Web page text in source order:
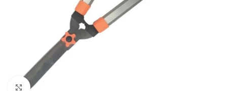
Click to enlarge